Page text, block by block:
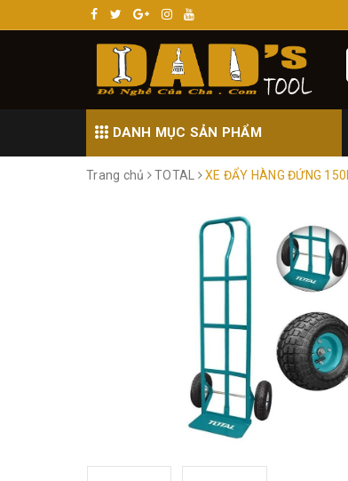
DANH MỤC SẢN PHẨM
Trang chủ TOTAL XE ĐẨY HÀNG ĐỨNG